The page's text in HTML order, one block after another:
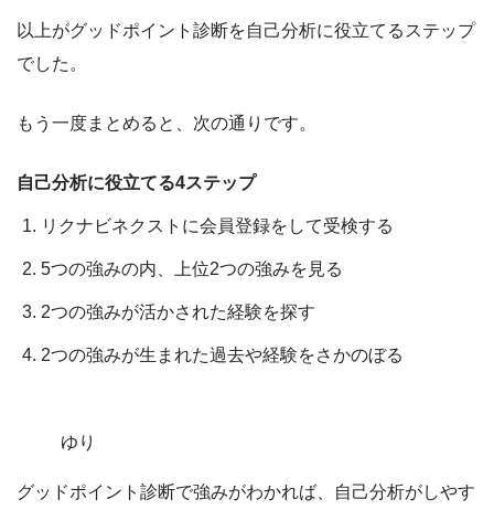
以上がグッドポイント診断を自己分析に役立てるステップ
でした。
もう一度まとめると、次の通りです。
自己分析に役立てる4ステップ
リクナビネクストに会員登録をして受検する
5つの強みの内、上位2つの強みを見る
2つの強みが活かされた経験を探す
2つの強みが生まれた過去や経験をさかのぼる
ゆり
グッドポイント診断で強みがわかれば、自己分析がしやす